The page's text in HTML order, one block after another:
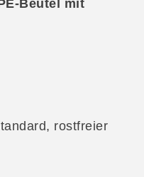
Beutel mit
rostfreier